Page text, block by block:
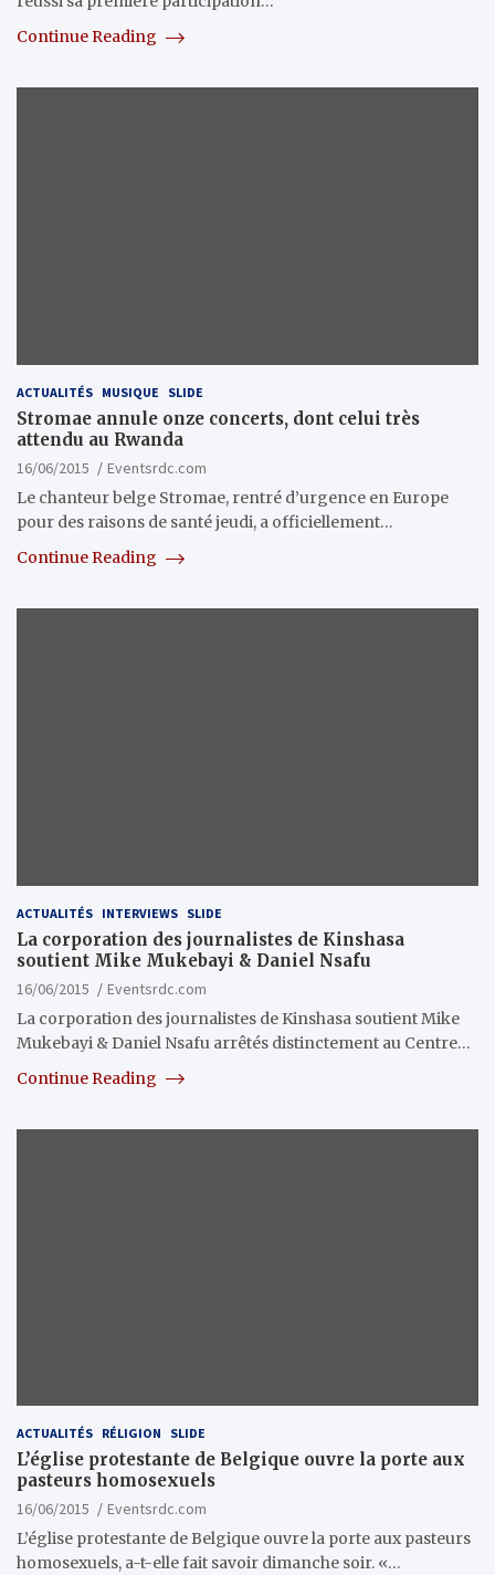
Continue Reading
ACTUALITÉS MUSIQUE SLIDE
Stromae annule onze concerts, dont celui très
attendu au Rwanda
16/06/2015
Eventsrdc.com
Le chanteur belge Stromae, rentré d’urgence en Europe
pour des raisons de santé jeudi, a officiellement…
Continue Reading
ACTUALITÉS INTERVIEWS SLIDE
La corporation des journalistes de Kinshasa
soutient Mike Mukebayi & Daniel Nsafu
16/06/2015
Eventsrdc.com
La corporation des journalistes de Kinshasa soutient Mike
Mukebayi & Daniel Nsafu arrêtés distinctement au Centre…
Continue Reading
ACTUALITÉS RÉLIGION SLIDE
L’église protestante de Belgique ouvre la porte aux
pasteurs homosexuels
16/06/2015
Eventsrdc.com
L’église protestante de Belgique ouvre la porte aux pasteurs
homosexuels, a-t-elle fait savoir dimanche soir. «…